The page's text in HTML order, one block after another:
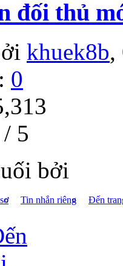
đối thủ
khuek8b,
0
5
bởi
Tin nhắn riêng Đến